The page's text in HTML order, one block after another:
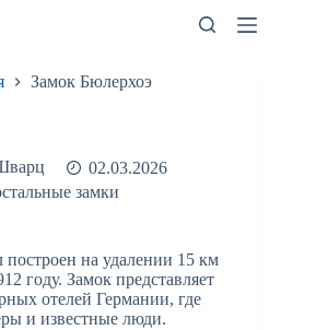
Замок Бюлерхоэ
02.03.2026
замки
на удалении 15 км
году. Замок представляет
отелей Германии, где
и известные люди.